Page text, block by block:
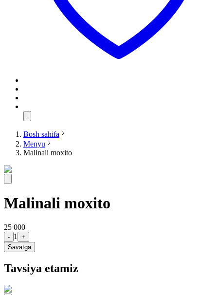
Bosh sahifa
Menyu
Malinali moxito
Malinali moxito
25 000
- 1
+
Savatga
Tavsiya etamiz